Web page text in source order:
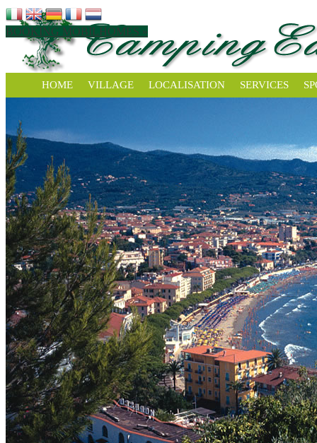
BOOKING MOBILHOMES »
HOME VILLAGE LOCALISATION SERVICES